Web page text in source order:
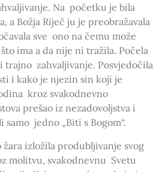
Na početku je bila
a Božja Riječ ju je preobražavala
sve ono na čemu može
ima a da nije ni tražila. Počela
trajno zahvaljivanje. Posvjedočila
i kako je njezin sin koji je
kroz svakodnevno
prešao iz nezadovoljstva i
samo jedno „Biti s Bogom“.
žara izložila produbljivanje svog
molitvu, svakodnevnu Svetu